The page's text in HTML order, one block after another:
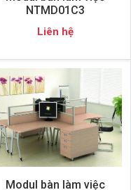
NTMD01C3
Liên hệ
Modul bàn làm việc